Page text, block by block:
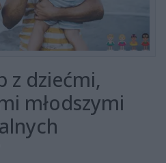
z dziećmi,
młodszymi